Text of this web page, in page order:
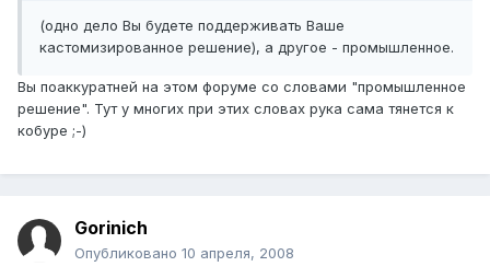
(одно дело Вы будете поддерживать Ваше
кастомизированное решение), а другое - промышленное.
Вы поаккуратней на этом форуме со словами "промышленное
решение". Тут у многих при этих словах рука сама тянется к
кобуре ;-)
Gorinich
Опубликовано 10 апреля, 2008